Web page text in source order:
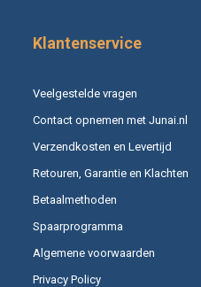
Klantenservice
Veelgestelde vragen
Contact opnemen met Junai.nl
Verzendkosten en Levertijd
Retouren, Garantie en Klachten
Betaalmethoden
Spaarprogramma
Algemene voorwaarden
Privacy Policy